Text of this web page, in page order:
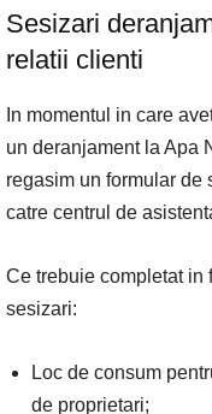
Sesizari
relatii clienti
In momentul in care
un deranjament la Apa
regasim un formular de
catre centrul de
Ce trebuie completat in
sesizari:
Loc de consum
de proprietari;